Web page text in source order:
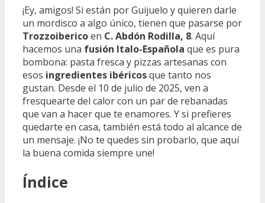
¡Ey, amigos! Si están por Guijuelo y quieren darle
un mordisco a algo único, tienen que pasarse por
Trozzoibericoen C. Abdón Rodilla, 8. Aquí
hacemos una fusión Italo-Española que es pura
bombona: pasta fresca y pizzas artesanas con
esos ingredientes ibéricosque tanto nos
gustan. Desde el 10 de julio de 2025, ven a
fresquearte del calor con un par de rebanadas
que van a hacer que te enamores. Y si prefieres
quedarte en casa, también está todo al alcance de
un mensaje. ¡No te quedes sin probarlo, que aquí
la buena comida siempre une!
Índice